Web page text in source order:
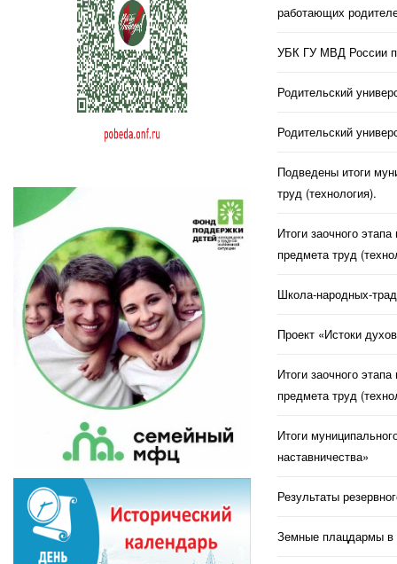
работающих
УБК ГУ МВД России
Родительский
Родительский
Подведены итоги
труд (технология).
Итоги заочного
предмета труд
Школа-народных-
Проект «Истоки
Итоги заочного
предмета труд
Итоги
наставничества»
Результаты
Земные плацдармы в